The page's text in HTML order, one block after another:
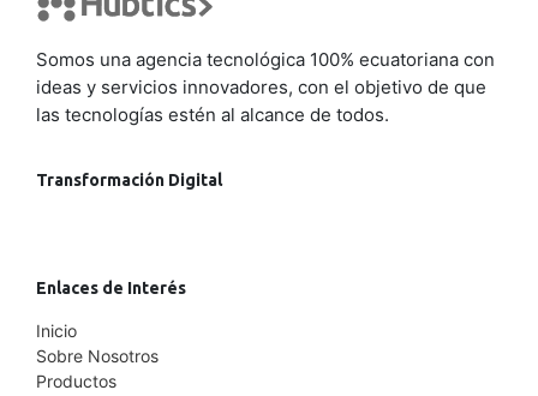
Somos una agencia tecnológica 100% ecuatoriana con
ideas y servicios innovadores, con el objetivo de que
las tecnologías estén al alcance de todos.
Transformación Digital
Enlaces de Interés
Inicio
Sobre Nosotros
Productos